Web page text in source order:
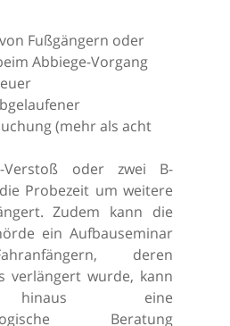
Fußgängern oder
Abbiege-Vorgang
(mehr als acht
Verstoß oder zwei B-
Probezeit um weitere
Zudem kann die
ein Aufbauseminar
deren
verlängert wurde, kann
hinaus eine
Beratung